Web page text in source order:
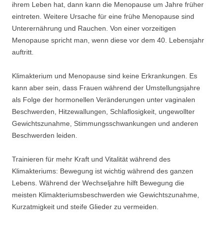
ihrem Leben hat, dann kann die Menopause um Jahre früher
eintreten. Weitere Ursache für eine frühe Menopause sind
Unterernährung und Rauchen. Von einer vorzeitigen
Menopause spricht man, wenn diese vor dem 40. Lebensjahr
auftritt.
Klimakterium und Menopause sind keine Erkrankungen. Es
kann aber sein, dass Frauen während der Umstellungsjahre
als Folge der hormonellen Veränderungen unter vaginalen
Beschwerden, Hitzewallungen, Schlaflosigkeit, ungewollter
Gewichtszunahme, Stimmungsschwankungen und anderen
Beschwerden leiden.
Trainieren für mehr Kraft und Vitalität während des
Klimakteriums: Bewegung ist wichtig während des ganzen
Lebens. Während der Wechseljahre hilft Bewegung die
meisten Klimakteriumsbeschwerden wie Gewichtszunahme,
Kurzatmigkeit und steife Glieder zu vermeiden.